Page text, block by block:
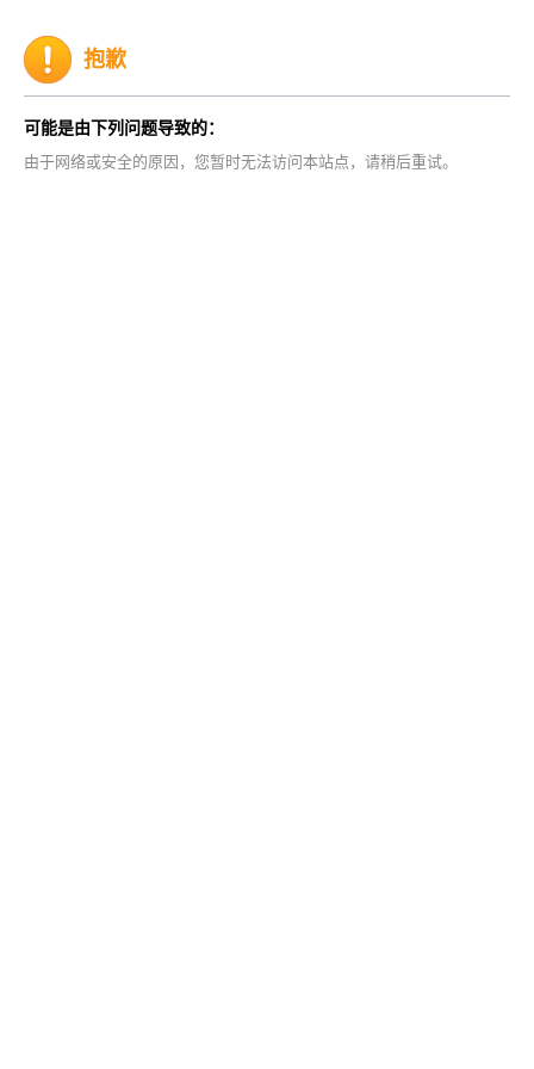
抱歉
可能是由下列问题导致的：
由于网络或安全的原因，您暂时无法访问本站点，请稍后重试。